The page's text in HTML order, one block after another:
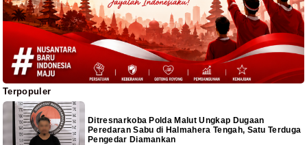
Terpopuler
Ditresnarkoba Polda Malut Ungkap Dugaan
Peredaran Sabu di Halmahera Tengah, Satu Terduga
Pengedar Diamankan